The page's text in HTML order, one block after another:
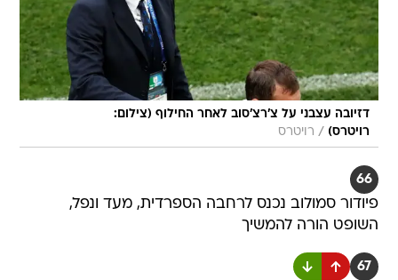
דזיובה עצבני על צ'רצ'סוב לאחר החילוף (צילום:
רויטרס) / רויטרס
66
פיודור סמולוב נכנס לרחבה הספרדית, מעד ונפל,
השופט הורה להמשיך
67